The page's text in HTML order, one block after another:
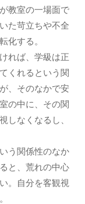
教室の一場面で
た苛立ちや不全
化する。
れば、学級は正
くれるという関
、そのなかで安
の中に、その関
しなくなるし、
う関係性のなか
と、荒れの中心
。自分を客観視